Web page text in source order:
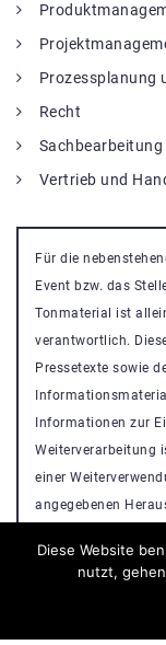
Prozessplanung
Recht
Vertrieb und
Für die
Event bzw. das
Tonmaterial ist
verantwortlich.
Pressetexte sowie
Informationen zur
Weiterverarbeitung
einer
angegebenen
Diese Website
nutzt,